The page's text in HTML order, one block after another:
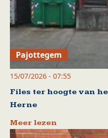
Pajottegem
15/07/2026 - 07:55
Files ter hoogte van
Herne
Meer lezen